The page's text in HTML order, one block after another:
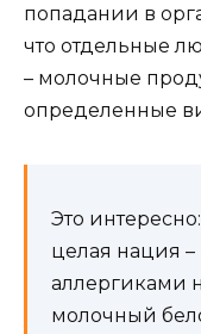
попадании в
что отдельные
– молочные
определенные
Это
целая нация –
аллергиками
молочный